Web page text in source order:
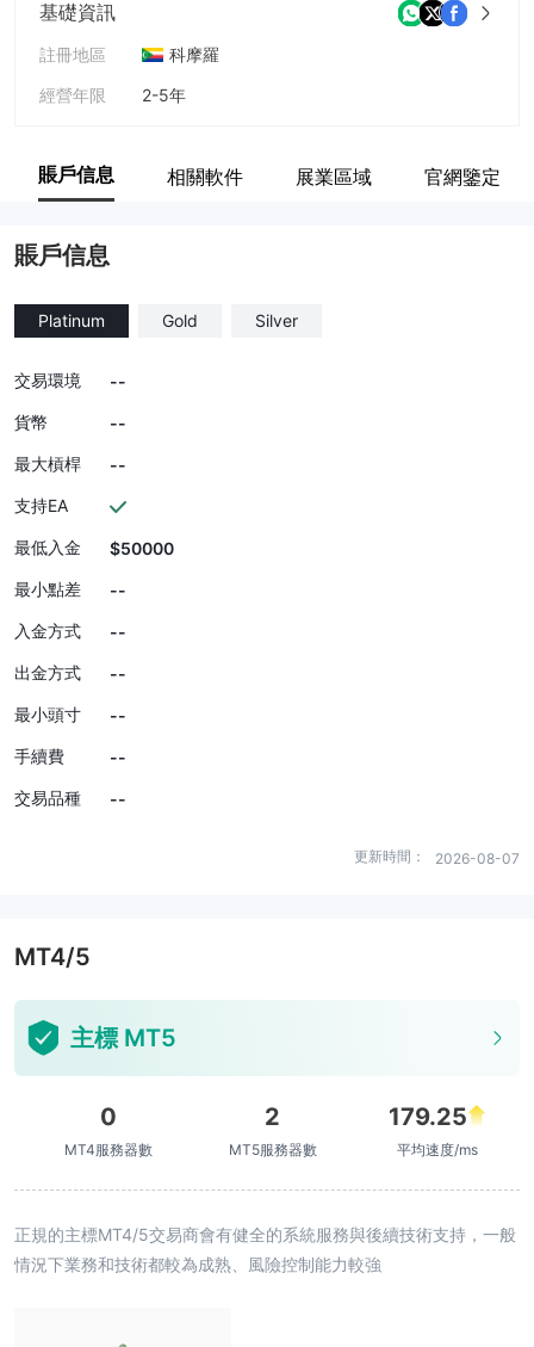
基礎資訊
註冊地區
科摩羅
經營年限
2-5年
賬戶信息 相關軟件 展業區域 官網鑒定
賬戶信息
Platinum Gold Silver
交易環境
--
貨幣
--
最大槓桿
--
支持EA
最低入金
$50000
最小點差
--
入金方式
--
出金方式
--
最小頭寸
--
手續費
--
交易品種
--
更新時間： 2026-08-07
MT4/5
主標 MT5
0
MT4服務器數
2
MT5服務器數
179.25
平均速度/ms
正規的主標MT4/5交易商會有健全的系統服務與後續技術支持，一般
情況下業務和技術都較為成熟、風險控制能力較強